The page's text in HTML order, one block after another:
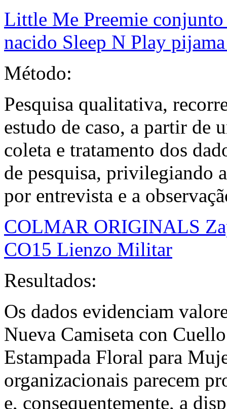
Little Me Preemie
nacido Sleep N Play
Método:
Pesquisa qualitativa,
estudo de caso, a partir de
coleta e tratamento dos
de pesquisa, privilegiando
por entrevista e a
COLMAR ORIGINALS
CO15 Lienzo Militar
Resultados:
Os dados evidenciam
Nueva Camiseta con
Estampada Floral para
organizacionais parecem
e, consequentemente, a